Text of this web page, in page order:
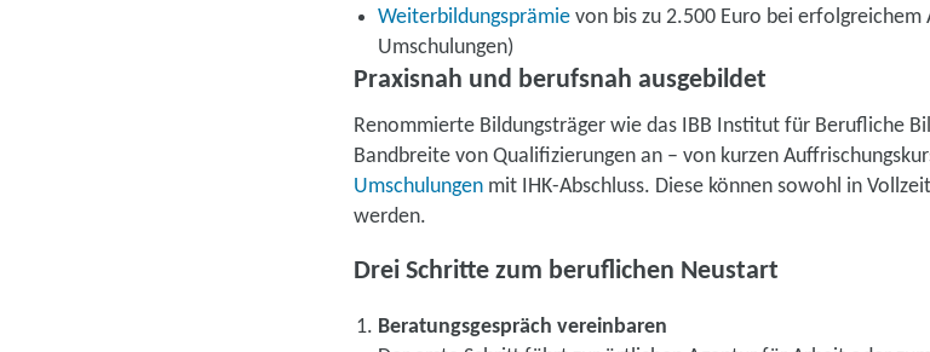
Weiterbildungsprämie von bis zu 2.500 Euro bei erfolgreichem
Umschulungen)
Praxisnah und berufsnah ausgebildet
Renommierte Bildungsträger wie das IBB Institut für Berufliche
Bandbreite von Qualifizierungen an – von kurzen
Umschulungen mit IHK-Abschluss. Diese können sowohl in
werden.
Drei Schritte zum beruflichen Neustart
Beratungsgespräch vereinbaren